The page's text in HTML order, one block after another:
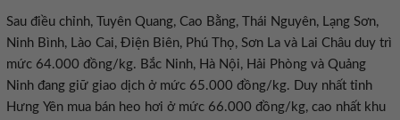
Sau điều chỉnh, Tuyên Quang, Cao Bằng, Thái Nguyên, Lạng Sơn,
Ninh Bình, Lào Cai, Điện Biên, Phú Thọ, Sơn La và Lai Châu duy trì
mức 64.000 đồng/kg. Bắc Ninh, Hà Nội, Hải Phòng và Quảng
Ninh đang giữ giao dịch ở mức 65.000 đồng/kg. Duy nhất tỉnh
Hưng Yên mua bán heo hơi ở mức 66.000 đồng/kg, cao nhất khu